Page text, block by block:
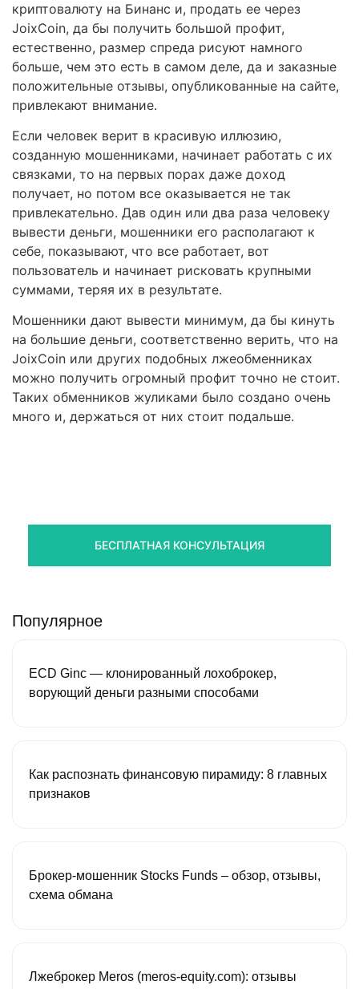
криптовалюту на Бинанс и, продать ее через
JoixCoin, да бы получить большой профит,
естественно, размер спреда рисуют намного
больше, чем это есть в самом деле, да и заказные
положительные отзывы, опубликованные на сайте,
привлекают внимание.
Если человек верит в красивую иллюзию,
созданную мошенниками, начинает работать с их
связками, то на первых порах даже доход
получает, но потом все оказывается не так
привлекательно. Дав один или два раза человеку
вывести деньги, мошенники его располагают к
себе, показывают, что все работает, вот
пользователь и начинает рисковать крупными
суммами, теряя их в результате.
Мошенники дают вывести минимум, да бы кинуть
на большие деньги, соответственно верить, что на
JoixCoin или других подобных лжеобменниках
можно получить огромный профит точно не стоит.
Таких обменников жуликами было создано очень
много и, держаться от них стоит подальше.
БЕСПЛАТНАЯ КОНСУЛЬТАЦИЯ
Популярное
ECD Ginc — клонированный лохоброкер,
ворующий деньги разными способами
Как распознать финансовую пирамиду: 8 главных
признаков
Брокер-мошенник Stocks Funds – обзор, отзывы,
схема обмана
Лжеброкер Meros (meros-equity.com): отзывы